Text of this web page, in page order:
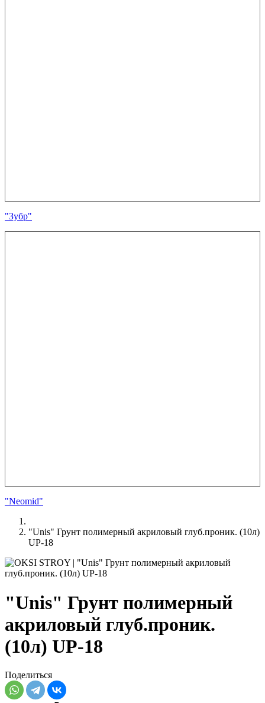
"Зубр"
"Neomid"
"Unis" Грунт полимерный акриловый глуб.проник. (10л)
UP-18
"Unis" Грунт полимерный
акриловый глуб.проник.
(10л) UP-18
Поделиться